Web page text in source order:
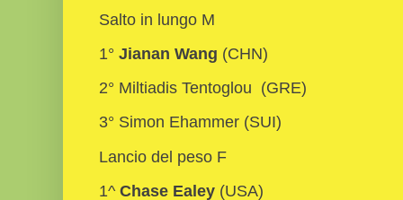
Salto in lungo M
1° Jianan Wang (CHN)
2° Miltiadis Tentoglou (GRE)
3° Simon Ehammer (SUI)
Lancio del peso F
1^ Chase Ealey (USA)